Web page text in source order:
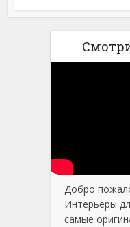
Добро
Интерьеры
самые